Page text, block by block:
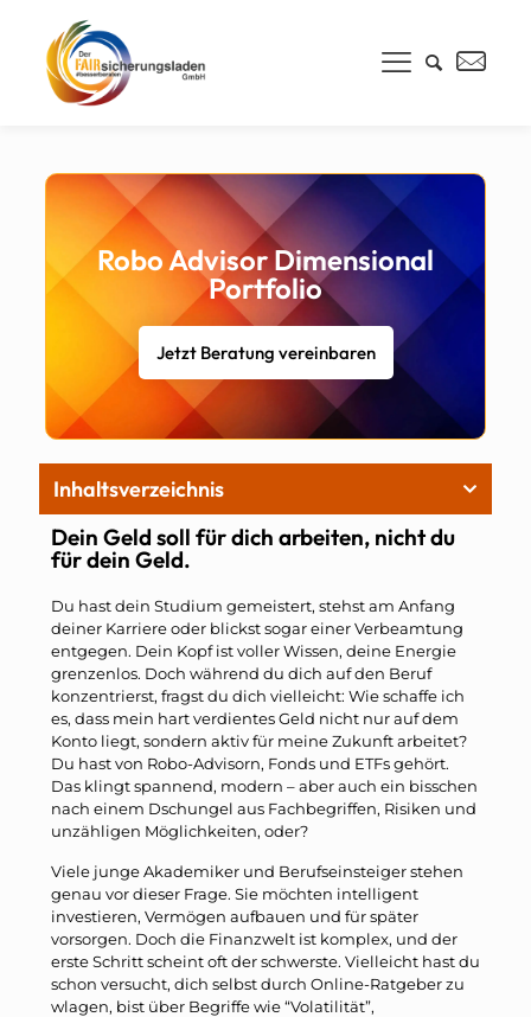
Robo Advisor Dimensional
Portfolio
Jetzt Beratung vereinbaren
Dein Geld soll für dich arbeiten, nicht du
für dein Geld.
Du hast dein Studium gemeistert, stehst am Anfang
deiner Karriere oder blickst sogar einer Verbeamtung
entgegen. Dein Kopf ist voller Wissen, deine Energie
grenzenlos. Doch während du dich auf den Beruf
konzentrierst, fragst du dich vielleicht: Wie schaffe ich
es, dass mein hart verdientes Geld nicht nur auf dem
Konto liegt, sondern aktiv für meine Zukunft arbeitet?
Du hast von Robo-Advisorn, Fonds und ETFs gehört.
Das klingt spannend, modern – aber auch ein bisschen
nach einem Dschungel aus Fachbegriffen, Risiken und
unzähligen Möglichkeiten, oder?
Viele junge Akademiker und Berufseinsteiger stehen
genau vor dieser Frage. Sie möchten intelligent
investieren, Vermögen aufbauen und für später
vorsorgen. Doch die Finanzwelt ist komplex, und der
erste Schritt scheint oft der schwerste. Vielleicht hast du
schon versucht, dich selbst durch Online-Ratgeber zu
wlagen, bist über Begriffe wie “Volatilität”,
Inhaltsverzeichnis